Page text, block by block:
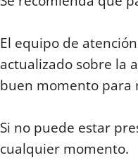
El equipo de
actualizado sobre la
buen momento para
Si no puede estar
cualquier momento.